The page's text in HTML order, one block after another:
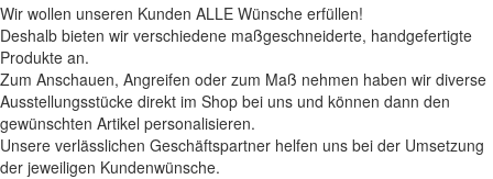
Wir wollen unseren Kunden ALLE Wünsche erfüllen!
Deshalb bieten wir verschiedene maßgeschneiderte, handgefertigte
Produkte an.
Zum Anschauen, Angreifen oder zum Maß nehmen haben wir diverse
Ausstellungsstücke direkt im Shop bei uns und können dann den
gewünschten Artikel personalisieren.
Unsere verlässlichen Geschäftspartner helfen uns bei der Umsetzung
der jeweiligen Kundenwünsche.